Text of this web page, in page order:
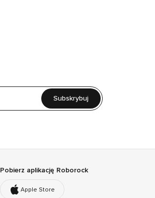
Subskrybuj
Pobierz aplikację Roborock
Apple Store